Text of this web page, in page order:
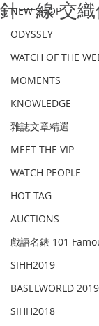
NEW SHOP
ODYSSEY
WATCH OF THE
MOMENTS
KNOWLEDGE
雜誌文章精選
MEET THE VIP
WATCH PEOPLE
HOT TAG
AUCTIONS
戲語名錶 101
SIHH2019
BASELWORLD 2019
SIHH2018
針一線 交